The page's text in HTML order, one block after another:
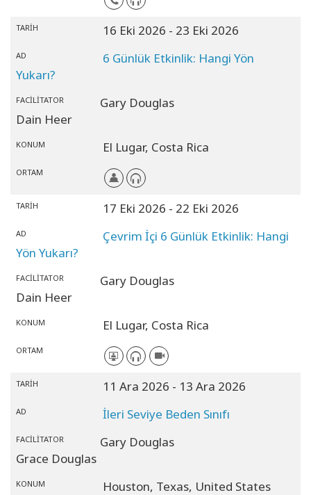
TARIH 16 Eki 2026 - 23 Eki 2026
AD
6 Günlük Etkinlik: Hangi Yön
Yukarı?
FACILITATOR
Gary Douglas
Dain Heer
KONUM El Lugar, Costa Rica
ORTAM
TARIH 17 Eki 2026 - 22 Eki 2026
AD
Çevrim İçi 6 Günlük Etkinlik: Hangi
Yön Yukarı?
FACILITATOR
Gary Douglas
Dain Heer
KONUM El Lugar, Costa Rica
ORTAM
TARIH 11 Ara 2026 - 13 Ara 2026
AD İleri Seviye Beden Sınıfı
FACILITATOR
Gary Douglas
Grace Douglas
KONUM Houston, Texas, United States